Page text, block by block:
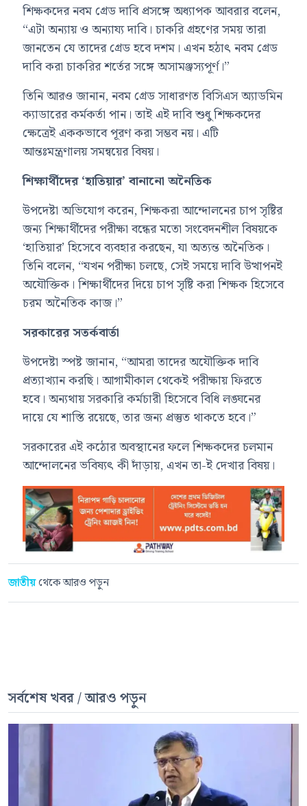
শিক্ষকদের নবম গ্রেড দাবি প্রসঙ্গে অধ্যাপক আবরার বলেন,
“এটা অন্যায় ও অন্যায্য দাবি। চাকরি গ্রহণের সময় তারা
জানতেন যে তাদের গ্রেড হবে দশম। এখন হঠাৎ নবম গ্রেড
দাবি করা চাকরির শর্তের সঙ্গে অসামঞ্জস্যপূর্ণ।”
তিনি আরও জানান, নবম গ্রেড সাধারণত বিসিএস অ্যাডমিন
ক্যাডারের কর্মকর্তা পান। তাই এই দাবি শুধু শিক্ষকদের
ক্ষেত্রেই এককভাবে পূরণ করা সম্ভব নয়। এটি
আন্তঃমন্ত্রণালয় সমন্বয়ের বিষয়।
শিক্ষার্থীদের ‘হাতিয়ার’ বানানো অনৈতিক
উপদেষ্টা অভিযোগ করেন, শিক্ষকরা আন্দোলনের চাপ সৃষ্টির
জন্য শিক্ষার্থীদের পরীক্ষা বন্ধের মতো সংবেদনশীল বিষয়কে
‘হাতিয়ার’ হিসেবে ব্যবহার করছেন, যা অত্যন্ত অনৈতিক।
তিনি বলেন, “যখন পরীক্ষা চলছে, সেই সময়ে দাবি উত্থাপনই
অযৌক্তিক। শিক্ষার্থীদের দিয়ে চাপ সৃষ্টি করা শিক্ষক হিসেবে
চরম অনৈতিক কাজ।”
সরকারের সতর্কবার্তা
উপদেষ্টা স্পষ্ট জানান, “আমরা তাদের অযৌক্তিক দাবি
প্রত্যাখ্যান করছি। আগামীকাল থেকেই পরীক্ষায় ফিরতে
হবে। অন্যথায় সরকারি কর্মচারী হিসেবে বিধি লঙ্ঘনের
দায়ে যে শাস্তি রয়েছে, তার জন্য প্রস্তুত থাকতে হবে।”
সরকারের এই কঠোর অবস্থানের ফলে শিক্ষকদের চলমান
আন্দোলনের ভবিষ্যৎ কী দাঁড়ায়, এখন তা-ই দেখার বিষয়।
জাতীয়থেকে আরও পড়ুন
সর্বশেষ খবর / আরও পড়ুন